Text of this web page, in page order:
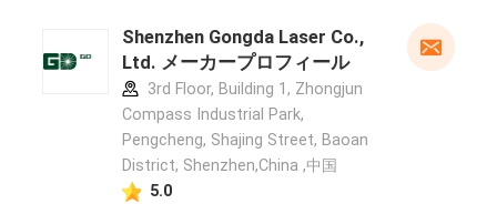
Shenzhen Gongda Laser Co.,
Ltd. メーカープロフィール
3rd Floor, Building 1, Zhongjun
Compass Industrial Park,
Pengcheng, Shajing Street, Baoan
District, Shenzhen,China ,中国
5.0